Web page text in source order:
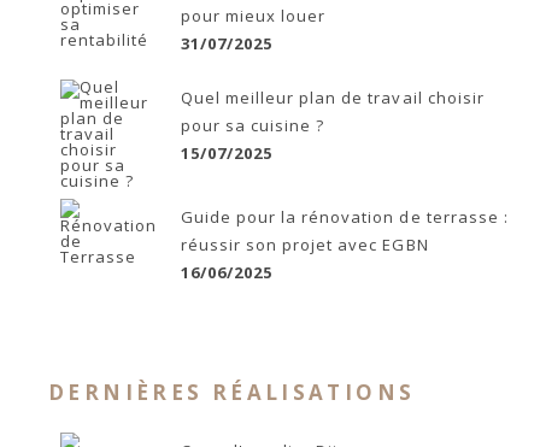
pour mieux louer
31/07/2025
Quel meilleur plan de travail choisir
pour sa cuisine ?
15/07/2025
Guide pour la rénovation de terrasse :
réussir son projet avec EGBN
16/06/2025
DERNIÈRES RÉALISATIONS